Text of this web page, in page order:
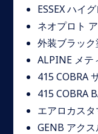
ESSEX ハイ
ネオプロト
外装ブラック
ALPINE メテ
415 COBRA
415 COBRA
エアロカス
GENB アク